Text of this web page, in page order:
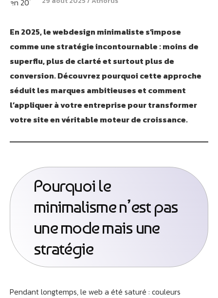
En 2025, le webdesign minimaliste s’impose
comme une stratégie incontournable : moins de
superflu, plus de clarté et surtout plus de
conversion. Découvrez pourquoi cette approche
séduit les marques ambitieuses et comment
l’appliquer à votre entreprise pour transformer
votre site en véritable moteur de croissance.
Pourquoi le
minimalisme n’est pas
une mode mais une
stratégie
Pendant longtemps, le web a été saturé : couleurs